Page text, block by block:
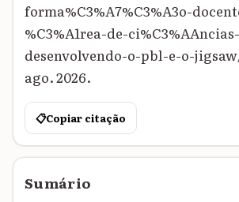
forma%C3%A7%C3%A3o-
%C3%A1rea-de-
desenvolvendo-o-pbl-e-o-
ago. 2026.
📋Copiar citação
Sumário